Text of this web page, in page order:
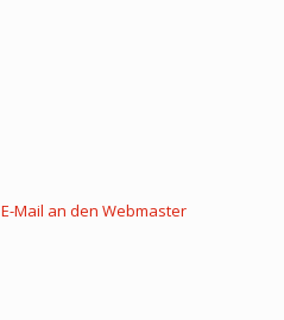
E-Mail an den Webmaster